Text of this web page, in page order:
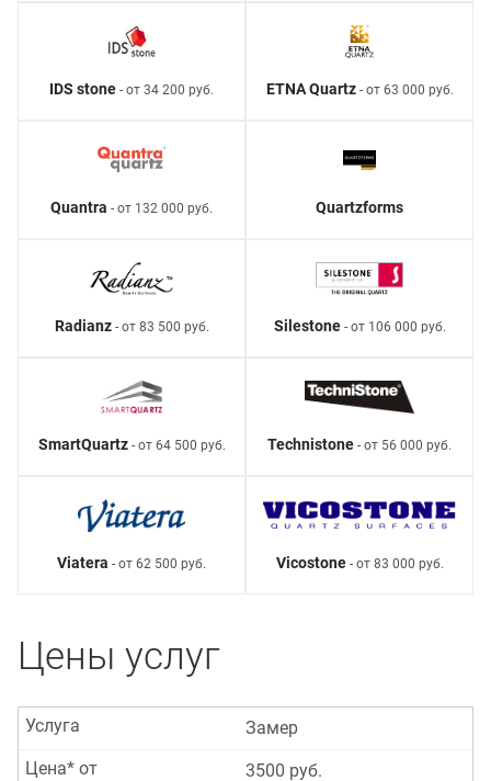
IDS stone - от 34 200 руб. ETNA Quartz- от 63 000 руб.
Quantra - от 132 000 руб. Quartzforms
Radianz- от 83 500 руб. Silestone- от 106 000 руб.
SmartQuartz- от 64 500 руб. Technistone - от 56 000 руб.
Viatera - от 62 500 руб. Vicostone- от 83 000 руб.
Цены услуг
Замер
Услуга
3500 руб.
Цена* от